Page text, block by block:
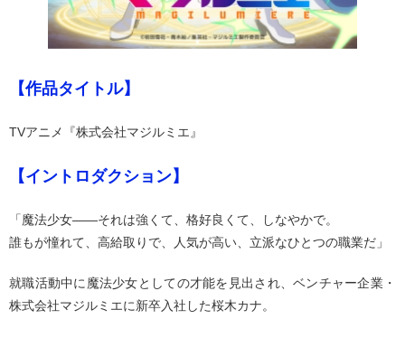
【作品タイトル】
TVアニメ『株式会社マジルミエ』
【イントロダクション】
「魔法少女――それは強くて、格好良くて、しなやかで。
誰もが憧れて、高給取りで、人気が高い、立派なひとつの職業だ」
就職活動中に魔法少女としての才能を見出され、ベンチャー企業・
株式会社マジルミエに新卒入社した桜木カナ。